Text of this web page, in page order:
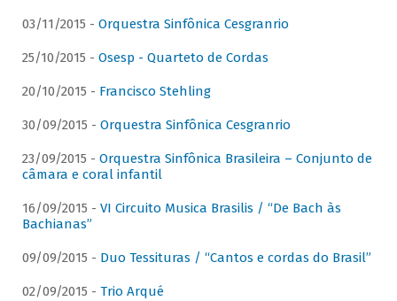
03/11/2015 - Orquestra Sinfônica Cesgranrio
25/10/2015 - Osesp - Quarteto de Cordas
20/10/2015 - Francisco Stehling
30/09/2015 - Orquestra Sinfônica Cesgranrio
23/09/2015 - Orquestra Sinfônica Brasileira – Conjunto de
câmara e coral infantil
16/09/2015 - VI Circuito Musica Brasilis / “De Bach às
Bachianas”
09/09/2015 - Duo Tessituras / “Cantos e cordas do Brasil”
02/09/2015 - Trio Arqué